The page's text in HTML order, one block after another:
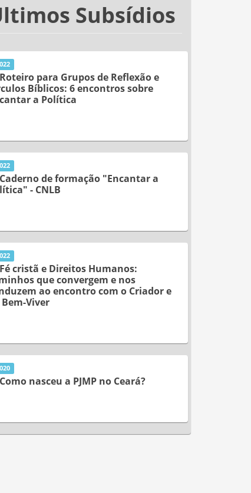
Subsídios
Roteiro para Grupos de Reflexão e
Bíblicos: 6 encontros sobre
a Política
Caderno de formação "Encantar a
- CNLB
Fé cristã e Direitos Humanos:
que convergem e nos
ao encontro com o Criador e
Viver
Como nasceu a PJMP no Ceará?